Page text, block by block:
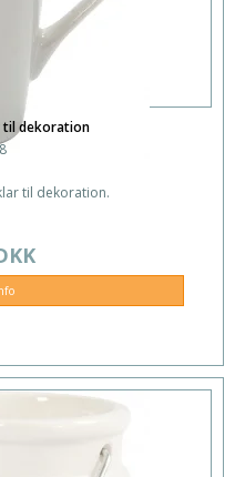
til dekoration
til dekoration.